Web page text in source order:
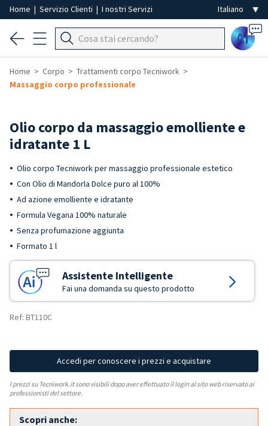
Home | Servizio Clienti | I nostri Servizi
Ai
Home Corpo
Trattamenti corpo Tecniwork
Massaggio corpo professionale
Olio corpo da massaggio emolliente e
idratante 1 L
Olio corpo Tecniwork per massaggio professionale estetico
Con Olio di Mandorla Dolce puro al 100%
Ad azione emolliente e idratante
Formula Vegana 100% naturale
Senza profumazione aggiunta
Formato 1 l
Assistente Intelligente
Fai una domanda su questo prodotto
Ref: BT110C
Accedi per conoscere i prezzi e acquistare
I prezzi su Tecniwork.it sono visibili dopo aver effettuato il login al sito web riservato ai
professionisti del settore.
Scopri anche: